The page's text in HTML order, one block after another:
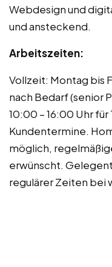
Webdesign und
und ansteckend.
Arbeitszeiten:
Vollzeit: Montag bis
nach Bedarf (senior
10:00 – 16:00 Uhr
Kundentermine.
möglich,
erwünscht.
regulärer Zeiten bei